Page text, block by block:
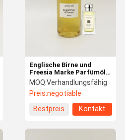
Englische Birne und
Freesia Marke Parfümöl
Langlebige ätherische Öle
für frische Luft
MOQ:Verhandlungsfähig
Preis:negotiable
Bestpreis
Kontakt